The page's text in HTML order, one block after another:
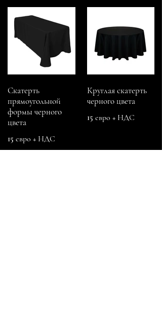
Скатерть
прямоугольной
формы черного
цвета
15 евро + НДС
Круглая скатерть
черного цвета
15 евро + НДС